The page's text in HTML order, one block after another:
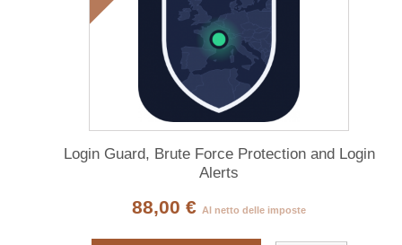
Login Guard, Brute Force Protection and Login
Alerts
88,00 € Al netto delle imposte